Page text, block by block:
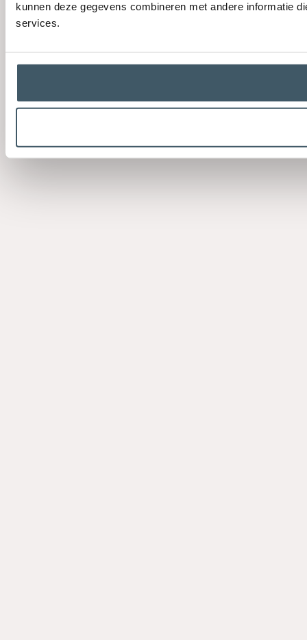
kunnen deze gegevens combineren met andere informatie
services.